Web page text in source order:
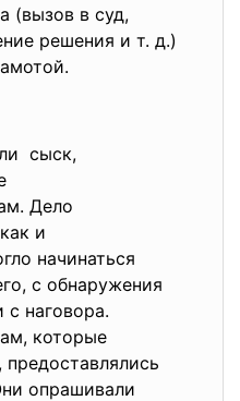
(вызов в суд,
решения и т. д.)
сыск,
Дело
и
начинаться
с обнаружения
с наговора.
которые
предоставлялись
опрашивали